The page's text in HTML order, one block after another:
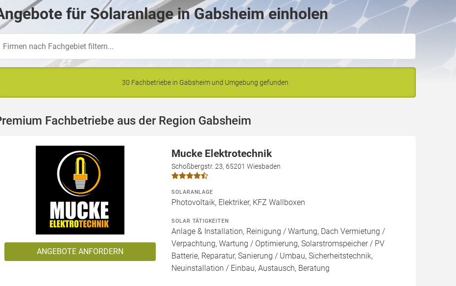
für Solaranlage in Gabsheim einholen
30 Fachbetriebe in Gabsheim und Umgebung gefunden
Fachbetriebe aus der Region Gabsheim
ANGEBOTE ANFORDERN
Mucke Elektrotechnik
Schoßbergstr. 23, 65201 Wiesbaden
SOLARANLAGE
Photovoltaik, Elektriker, KFZ Wallboxen
SOLAR TÄTIGKEITEN
Anlage & Installation, Reinigung / Wartung, Dach Vermietung /
Verpachtung, Wartung / Optimierung, Solarstromspeicher / PV
Batterie, Reparatur, Sanierung / Umbau, Sicherheitstechnik,
Neuinstallation / Einbau, Austausch, Beratung